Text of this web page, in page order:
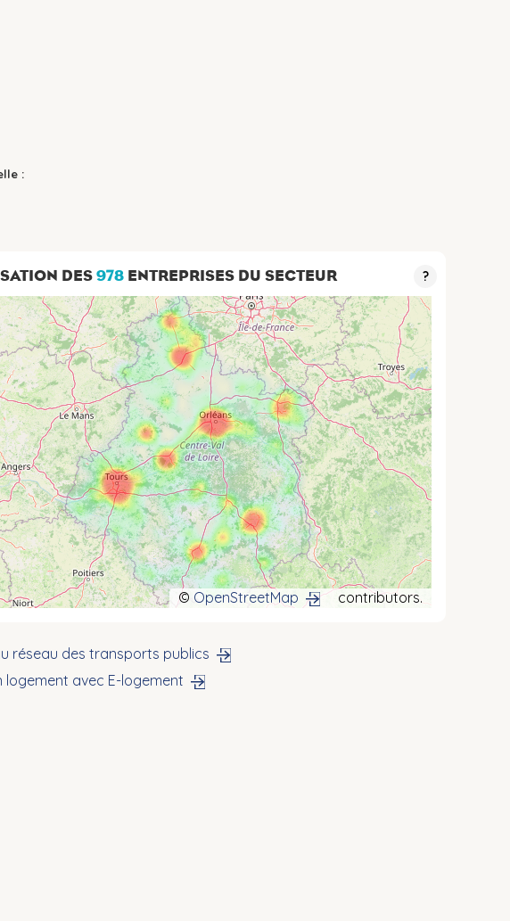
:
DES978 ENTREPRISES DU SECTEUR ?
© OpenStreetMap contributors.
réseau des transports publics
logement avec E-logement